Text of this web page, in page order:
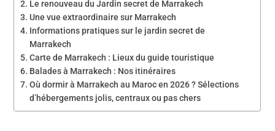
Le renouveau du Jardin secret de Marrakech
Une vue extraordinaire sur Marrakech
Informations pratiques sur le jardin secret de
Marrakech
Carte de Marrakech : Lieux du guide touristique
Balades à Marrakech : Nos itinéraires
Où dormir à Marrakech au Maroc en 2026 ? Sélections
d’hébergements jolis, centraux ou pas chers